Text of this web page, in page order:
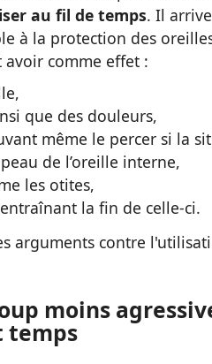
au fil de temps. Il
à la protection des
comme effet :
que des douleurs,
même le percer si la
de l’oreille interne,
les otites,
la fin de celle-ci.
arguments contre
moins
temps